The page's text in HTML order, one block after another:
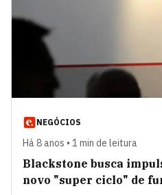
NEGÓCIOS
Há 8 anos • 1 min de leitura
Blackstone busca
novo "super ciclo" de